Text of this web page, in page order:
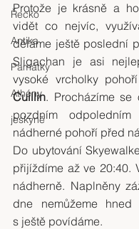
Řecko
Antika
Památky
Athény
jeskyně
Protože je krásně a
vidět co nejvíc,
děláme ještě poslední
Sligachan je asi
vysoké vrcholky pohoří
Cuillin. Procházíme
pozdním
nádherné pohoří před
Do ubytování
přijíždíme až ve 20:40.
nádherně. Naplněny
dne nemůžeme
s ještě povídáme.